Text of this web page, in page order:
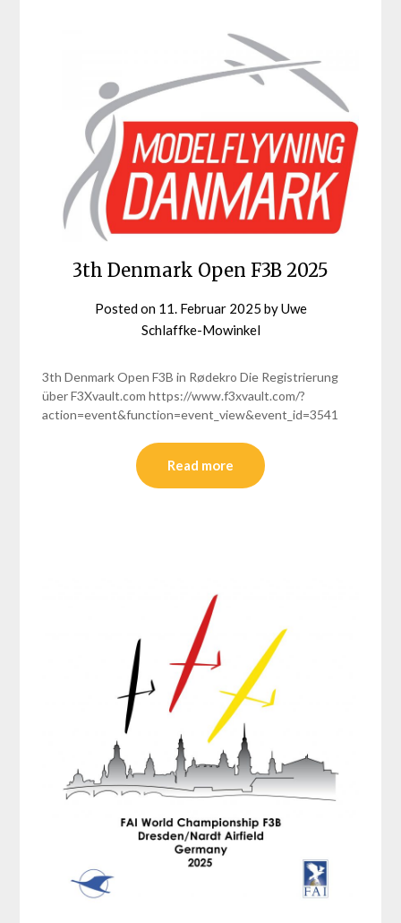
3th Denmark Open F3B 2025
Posted on 11. Februar 2025 byUwe
Schlaffke-Mowinkel
3th Denmark Open F3B in Rødekro Die Registrierung
über F3Xvault.com https://www.f3xvault.com/?
action=event&function=event_view&event_id=3541
Read more